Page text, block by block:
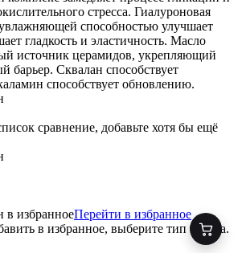
стресса. Гиалуроновая
способностью улучшает
гладкость и эластичность. Масло
источник церамидов, укрепляющий
Сквалан способствует
способствует обновлению.
сравнение, добавьте хотя бы ещё
в избранноеПерейти в избранное
в избранное, выберите тип товара.